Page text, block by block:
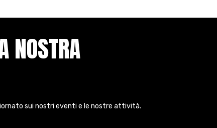
NOSTRA
sui nostri eventi e le nostre attività.